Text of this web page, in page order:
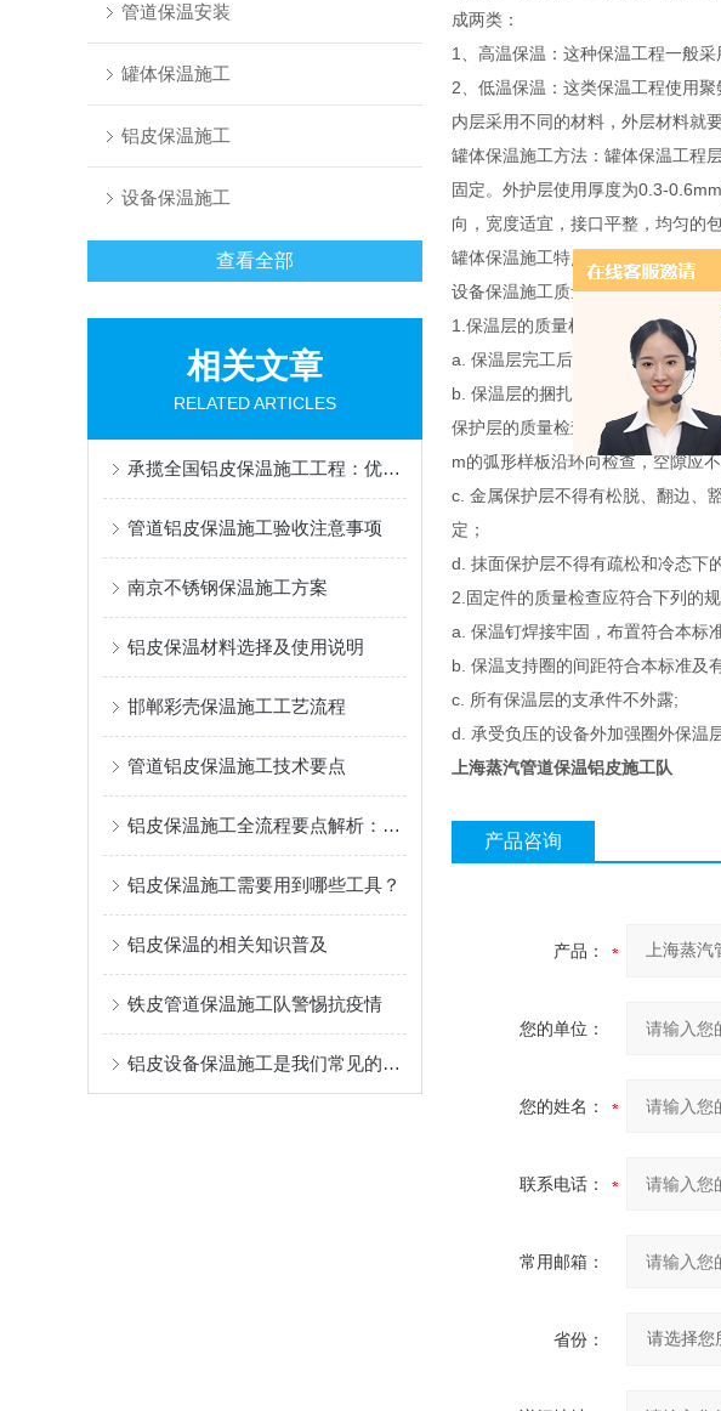
管道保温安装
罐体保温施工
铝皮保温施工
设备保温施工
查看全部
相关文章
RELATED ARTICLES
承揽全国铝皮保温施工工程：优质供应商推荐哪家好？
管道铝皮保温施工验收注意事项
南京不锈钢保温施工方案
铝皮保温材料选择及使用说明
邯郸彩壳保温施工工艺流程
管道铝皮保温施工技术要点
铝皮保温施工全流程要点解析：从基层处理到验收标准
铝皮保温施工需要用到哪些工具？
铝皮保温的相关知识普及
铁皮管道保温施工队警惕抗疫情
铝皮设备保温施工是我们常见的保温施工手段
成两类：
1、高温保温：这种保温工程一般
2、低温保温：这类保温工程使用
内层采用不同的材料，外层材料就
罐体保温施工方法：罐体保温工程
固定。外护层使用厚度为0.3-
向，宽度适宜，接口平整，均匀的包
罐体保温施工特点：具有保温效果
设备保温施工质量标准：
1.保温层的质量检查应符合下列规定
a. 保温层完工后。用探针在每5㎡
b. 保温层的捆扎间距和松紧程度符
保护层的质量检查应符合下列规定
m的弧形样板沿环向检查，空隙应
c. 金属保护层不得有松脱、翻边、
定；
d. 抹面保护层不得有疏松和冷态下
2.固定件的质量检查应符合下列的规
a. 保温钉焊接牢固，布置符合本标
b. 保温支持圈的间距符合本标准及
c. 所有保温层的支承件不外露;
d. 承受负压的设备外加强圈外保温
上海蒸汽管道保温铝皮施工队
产品咨询
产品：
您的单位：
您的姓名：
联系电话：
常用邮箱：
省份：